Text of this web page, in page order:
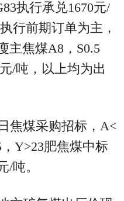
执行承兑1670元/
行前期订单为主，
主焦煤A8，S0.5
/吨，以上均为出
焦煤采购招标，A<
Y>23肥焦煤中标
/吨。